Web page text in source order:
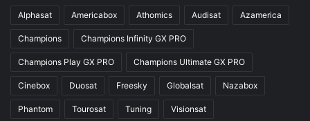
Azfox
Azgold
Azplus
Azsat
Alphasat Americabox Athomics Audisat Azamerica
Champions Champions Infinity GX PRO
Champions Play GX PRO Champions Ultimate GX PRO
Cinebox Duosat Freesky Globalsat Nazabox
Phantom Tourosat Tuning Visionsat